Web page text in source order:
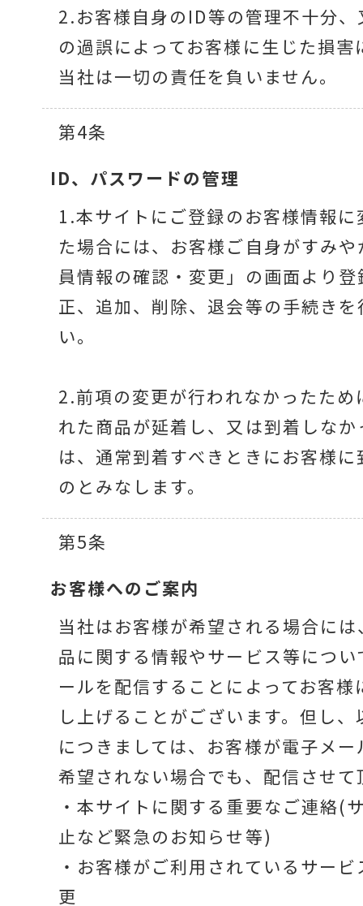
2.お客様自身のID等の管理不十分
の過誤によってお客様に生じた損害
当社は一切の責任を負いません。
第4条
ID、パスワードの管理
1.本サイトにご登録のお客様情報に
た場合には、お客様ご自身がすみ
員情報の確認・変更」の画面より
正、追加、削除、退会等の手続き
い。
2.前項の変更が行われなかったため
れた商品が延着し、又は到着しな
は、通常到着すべきときにお客様
のとみなします。
第5条
お客様へのご案内
当社はお客様が希望される場合に
品に関する情報やサービス等につい
ールを配信することによってお客様
し上げることがございます。但し
につきましては、お客様が電子メ
希望されない場合でも、配信させて
・本サイトに関する重要なご連絡(
止など緊急のお知らせ等)
・お客様がご利用されているサー
更